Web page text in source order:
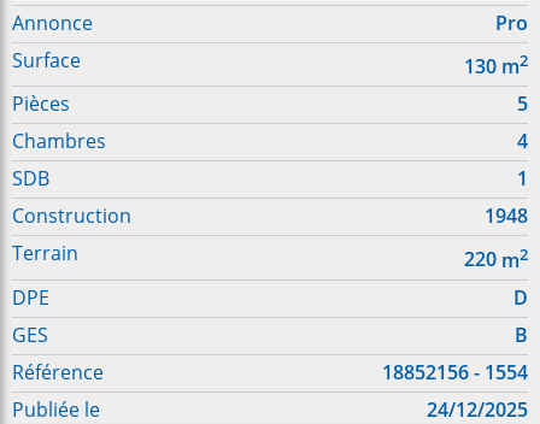
Annonce
Pro
Surface
130 m2
Pièces
5
Chambres
4
SDB
1
Construction
1948
Terrain
220 m2
DPE
D
GES
B
Référence
18852156 - 1554
Publiée le
24/12/2025